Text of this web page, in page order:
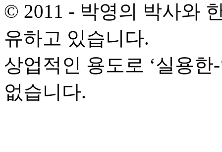
© 2011 - 박영의 박사와
유하고 있습니다.
상업적인 용도로 ‘실용
없습니다.